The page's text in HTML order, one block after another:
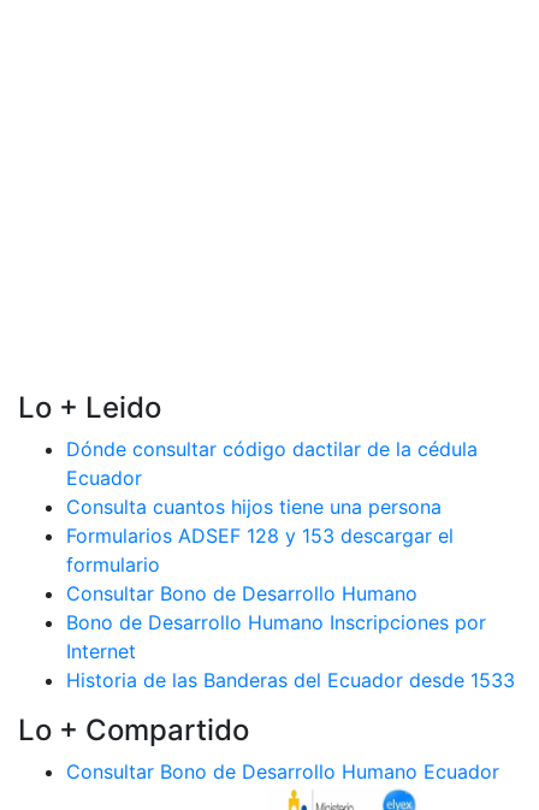
Lo + Leido
Dónde consultar código dactilar de la cédula
Ecuador
Consulta cuantos hijos tiene una persona
Formularios ADSEF 128 y 153 descargar el
formulario
Consultar Bono de Desarrollo Humano
Bono de Desarrollo Humano Inscripciones por
Internet
Historia de las Banderas del Ecuador desde 1533
Lo + Compartido
Consultar Bono de Desarrollo Humano Ecuador